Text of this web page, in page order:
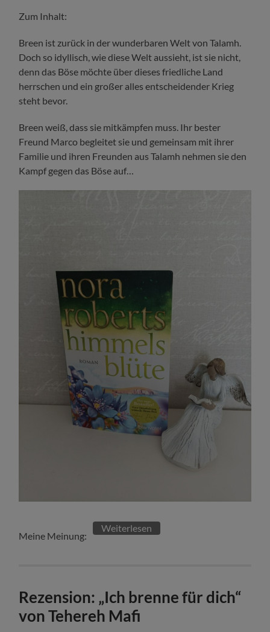
Zum Inhalt:
Breen ist zurück in der wunderbaren Welt von Talamh.
Doch so idyllisch, wie diese Welt aussieht, ist sie nicht,
denn das Böse möchte über dieses friedliche Land
herrschen und ein großer alles entscheidender Krieg
steht bevor.
Breen weiß, dass sie mitkämpfen muss. Ihr bester
Freund Marco begleitet sie und gemeinsam mit ihrer
Familie und ihren Freunden aus Talamh nehmen sie den
Kampf gegen das Böse auf…
Meine Meinung:
Weiterlesen
Rezension: „Ich brenne für dich“
von Tehereh Mafi